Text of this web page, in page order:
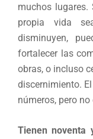
muchos lugares.
propia vida
disminuyen,
fortalecer las
obras, o incluso
discernimiento.
números, pero
Tienen noventa